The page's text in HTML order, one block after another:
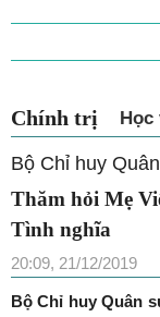
Chính trị Học
Bộ Chỉ huy
Thăm hỏi Mẹ
Tình nghĩa
20:09, 21/12/2019
Bộ Chỉ huy Quân